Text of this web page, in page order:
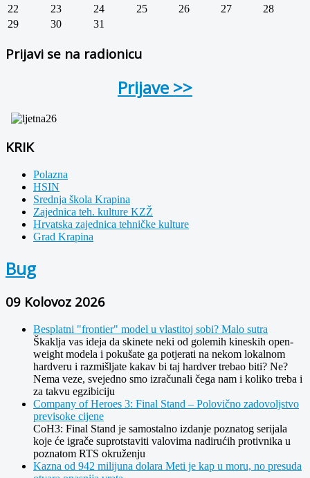
22
23 24 25 26 27
28
29
30 31
Prijavi se na radionicu
Prijave >>
KRIK
Polazna
HSIN
Srednja škola Krapina
Zajednica teh. kulture KZŽ
Hrvatska zajednica tehničke kulture
Grad Krapina
Bug
09 Kolovoz 2026
Besplatni "frontier" model u vlastitoj sobi? Malo sutra
Škaklja vas ideja da skinete neki od golemih kineskih open-
weight modela i pokušate ga potjerati na nekom lokalnom
hardveru i razmišljate kakav bi taj hardver trebao biti? Ne?
Nema veze, svejedno smo izračunali čega nam i koliko treba i
za takvu egzibiciju
Company of Heroes 3: Final Stand – Polovično zadovoljstvo
previsoke cijene
CoH3: Final Stand je samostalno izdanje poznatog serijala
koje će igrače suprotstaviti valovima nadirućih protivnika u
poznatom RTS okruženju
Kazna od 942 milijuna dolara Meti je kap u moru, no presuda